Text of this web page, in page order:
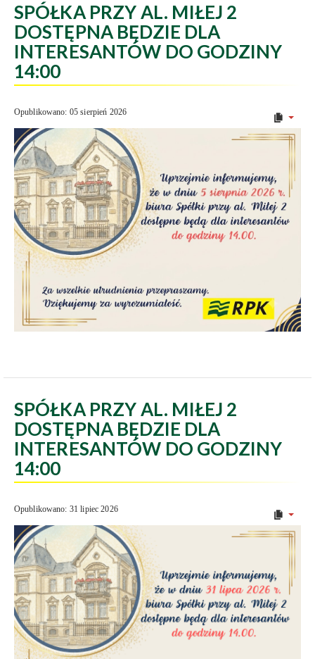
SPÓŁKA PRZY AL. MIŁEJ 2
DOSTĘPNA BĘDZIE DLA
INTERESANTÓW DO GODZINY
14:00
Opublikowano: 05 sierpień 2026
SPÓŁKA PRZY AL. MIŁEJ 2
DOSTĘPNA BĘDZIE DLA
INTERESANTÓW DO GODZINY
14:00
Opublikowano: 31 lipiec 2026